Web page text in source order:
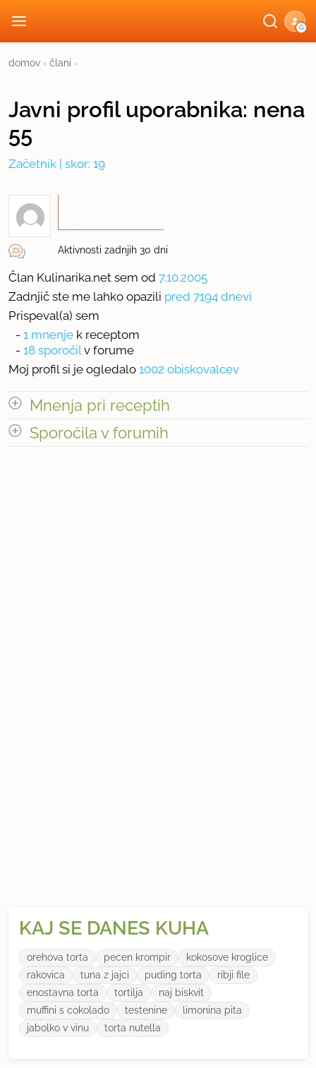
G
domov › člani ›
Javni profiluporabnika: nena
55
Začetnik | skor: 19
Aktivnosti zadnjih 30 dni
Član Kulinarika.net sem od 7.10.2005
Zadnjič ste me lahko opazili pred 7194 dnevi
Prispeval(a) sem
- 1 mnenje k receptom
- 18 sporočil v forume
Moj profil si je ogledalo 1002 obiskovalcev
Mnenja pri receptih
odpri vse
Sporočila v forumih
KAJ SE DANES KUHA
orehova torta pecen krompir
kokosove kroglice
rakovica
tuna z jajci puding torta
ribji file
enostavna torta
tortilja
naj biskvit
muffini s cokolado
testenine
limonina pita
jabolko v vinu
torta nutella